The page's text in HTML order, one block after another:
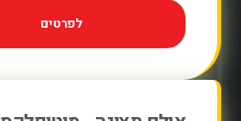
לפרטים